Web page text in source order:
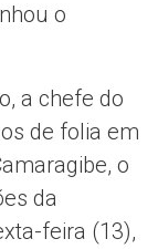
o
a chefe do
de folia em
o
da
feira (13),